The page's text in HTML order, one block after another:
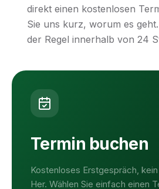
direkt einen kostenlosen
Sie uns kurz, worum es
der Regel innerhalb von 24
Termin buchen
Kostenloses Erstgespräch,
Her. Wählen Sie einfach einen